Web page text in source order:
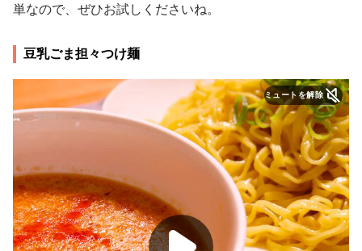
単なので、ぜひお試しくださいね。
豆乳ごま担々つけ麺
ミュートを解除